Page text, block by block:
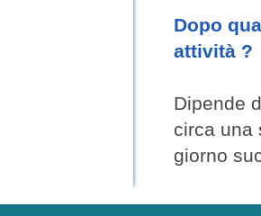
Dopo
attività ?
Dipende
circa una
giorno